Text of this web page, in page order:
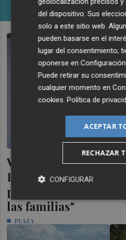
PLAZA
Vila-real denuncia el
Punto de Encuentro
por "el perjuicio que
las familias"
PLAZA
del dispositivo. Sus
solo a este sitio web.
pueden basarse en el
lugar del consentimiento;
oponerse en
Puede retirar su
cualquier momento en
cookies.Política de
ACEPTAR
RECHAZAR
CONFIGURAR